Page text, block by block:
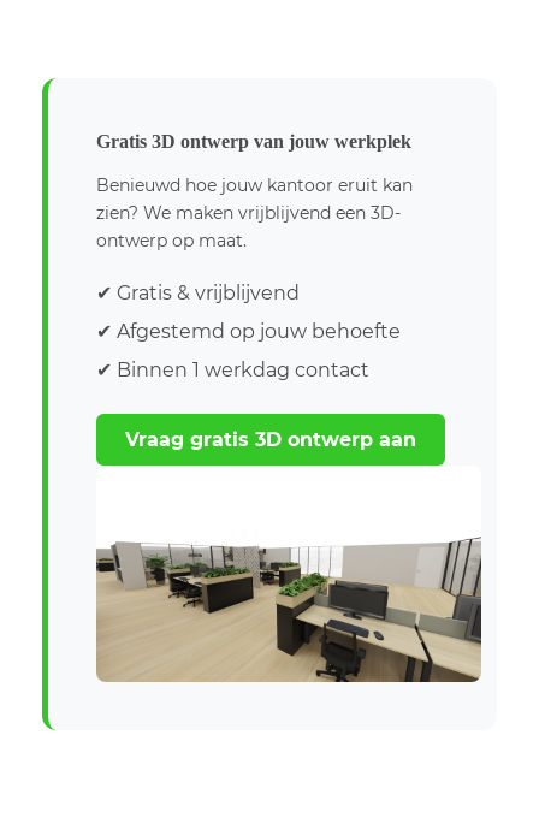
Gratis 3D ontwerp van jouw werkplek
Benieuwd hoe jouw kantoor eruit kan
zien? We maken vrijblijvend een 3D-
ontwerp op maat.
✔ Gratis & vrijblijvend
✔ Afgestemd op jouw behoefte
✔ Binnen 1 werkdag contact
Vraag gratis 3D ontwerp aan